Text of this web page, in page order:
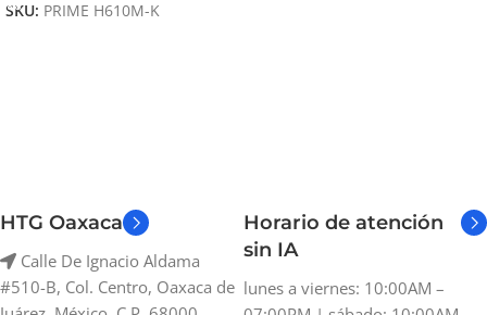
SKU: PRIME H610M-K
HTG Oaxaca
Calle De Ignacio Aldama
#510-B, Col. Centro, Oaxaca de
Horario de atención
sin IA
lunes a viernes: 10:00AM –